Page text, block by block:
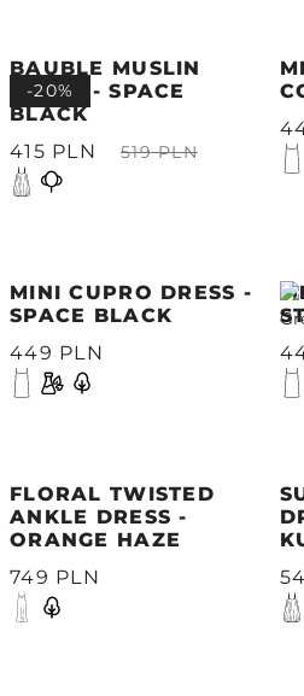
BAUBLE MUSLIN
DRESS - SPACE
BLACK
415 PLN
519 PLN
-20%
MINI CUPRO DRESS -
SPACE BLACK
449 PLN
FLORAL TWISTED
ANKLE DRESS -
ORANGE HAZE
749 PLN